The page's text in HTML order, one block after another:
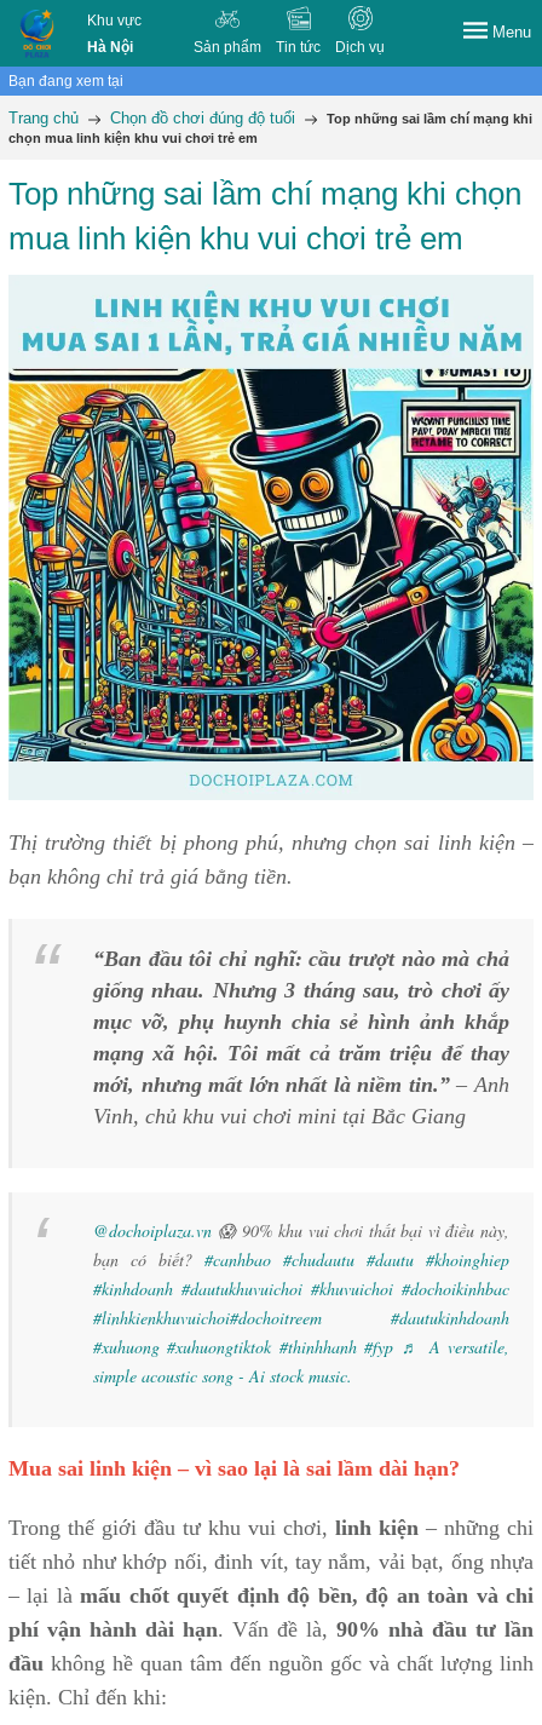
Khu vực
Hà Nội
Sản phẩm Tin tức Dịch vụ
Menu
Bạn đang xem tại
Trang chủ Chọn đồ chơi đúng độ tuổi
Top những sai lầm chí mạng khi
chọn mua linh kiện khu vui chơi trẻ em
Top những sai lầm chí mạng khi chọn
mua linh kiện khu vui chơi trẻ em
Thị trường thiết bị phong phú, nhưng chọn sai linh kiện –
bạn không chỉ trả giá bằng tiền.
“Ban đầu tôi chỉ nghĩ: cầu trượt nào mà chả
giống nhau. Nhưng 3 tháng sau, trò chơi ấy
mục vỡ, phụ huynh chia sẻ hình ảnh khắp
mạng xã hội. Tôi mất cả trăm triệu để thay
mới, nhưng mất lớn nhất là niềm tin.”–Anh
Vinh, chủ khu vui chơi mini tại Bắc Giang
@dochoiplaza.vn 😱 90% khu vui chơi thất bại vì điều này,
bạn có biết? #canhbao #chudautu #dautu #khoinghiep
#kinhdoanh #dautukhuvuichoi #khuvuichoi #dochoikinhbac
#linhkienkhuvuichoi#dochoitreem
#dautukinhdoanh
#xuhuong #xuhuongtiktok #thinhhanh #fyp ♬ A versatile,
simple acoustic song - Ai stock music.
Mua sai linh kiện – vì sao lại là sai lầm dài hạn?
Trong thế giới đầu tư khu vui chơi, linh kiện – những chi
tiết nhỏ như khớp nối, đinh vít, tay nắm, vải bạt, ống nhựa
– lại làmấu chốt quyết định độ bền, độ an toàn và chi
phí vận hành dài hạn. Vấn đề là, 90% nhà đầu tư lần
đầu không hề quan tâm đến nguồn gốc và chất lượng linh
kiện. Chỉ đến khi: